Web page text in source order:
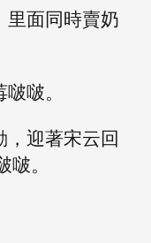
里面同時賣奶
啵。
迎著宋云回
。